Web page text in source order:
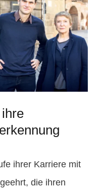
ihrer Karriere mit
die ihren